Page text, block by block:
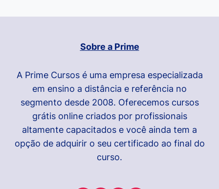
Sobre a Prime
A Prime Cursos é uma empresa especializada
em ensino a distância e referência no
segmento desde 2008. Oferecemos cursos
grátis online criados por profissionais
altamente capacitados e você ainda tem a
opção de adquirir o seu certificado ao final do
curso.